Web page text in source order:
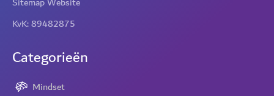
KvK: 89482875
Categorieën
Mindset